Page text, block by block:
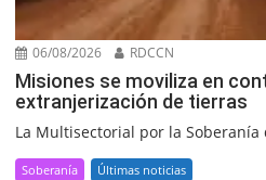
06/08/2026 RDCCN
Misiones se moviliza en
extranjerización de tierras
La Multisectorial por la Soberanía
Soberanía Últimas noticias